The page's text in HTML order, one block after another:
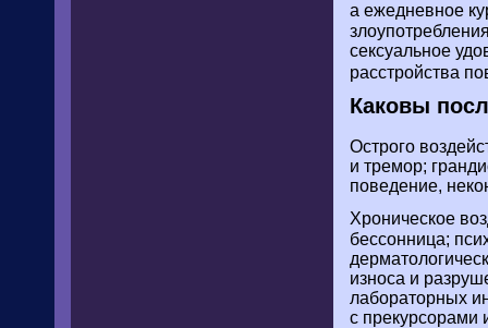
а ежедневное
сексуальное
расстройства
Каковы
Острого
и тремор;
поведение,
Хроническое
бессонница;
износа и
лабораторных
с прекурсорами